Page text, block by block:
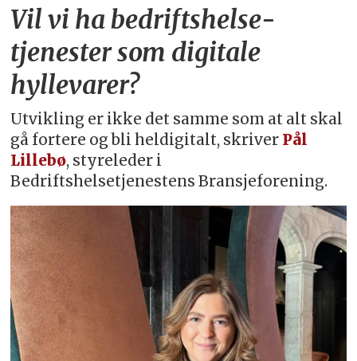
Vil vi ha bedriftshelse­
tjenester som digitale
hyllevarer?
Utvikling er ikke det samme som at alt skal
gå fortere og bli heldigitalt, skriver Pål
Lillebø, styreleder i
Bedriftshelsetjenestens Bransjeforening.